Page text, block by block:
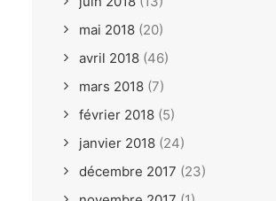
mai 2018 (20)
avril 2018 (46)
mars 2018 (7)
février 2018 (5)
janvier 2018 (24)
décembre 2017 (23)